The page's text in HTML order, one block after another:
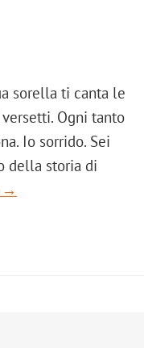
sorella ti canta le
Ogni tanto
Io sorrido. Sei
della storia di
→